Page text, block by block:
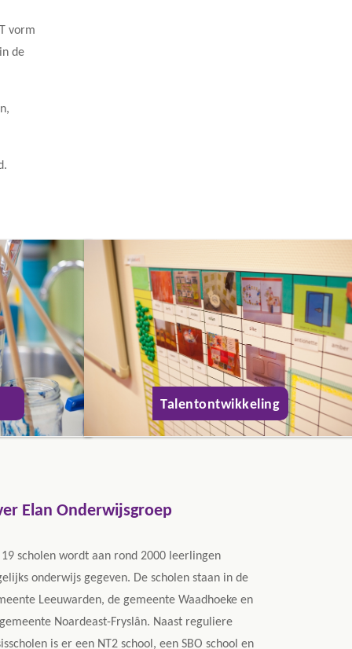
vorm
de
Talentontwikkeling
Elan Onderwijsgroep
19 scholen wordt aan rond 2000 leerlingen
onderwijs gegeven. De scholen staan in de
Leeuwarden, de gemeente Waadhoeke en
Noardeast-Fryslân. Naast reguliere
is er een NT2 school, een SBO school en